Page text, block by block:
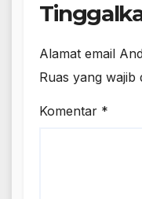
Alamat email
Ruas yang wajib
Komentar *